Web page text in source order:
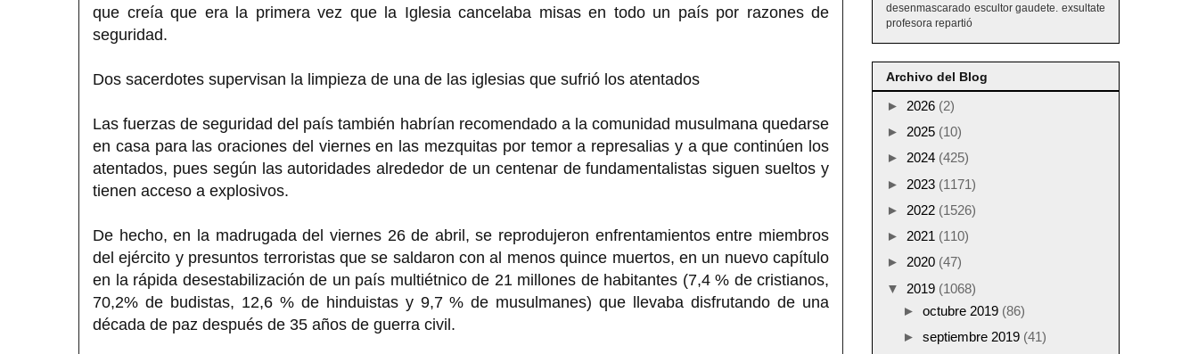
que creía que era la primera vez que la Iglesia cancelaba misas en todo un país por razones de
seguridad.
Dos sacerdotes supervisan la limpieza de una de las iglesias que sufrió los atentados
Las fuerzas de seguridad del país también habrían recomendado a la comunidad musulmana quedarse
en casa para las oraciones del viernes en las mezquitas por temor a represalias y a que continúen los
atentados, pues según las autoridades alrededor de un centenar de fundamentalistas siguen sueltos y
tienen acceso a explosivos.
De hecho, en la madrugada del viernes 26 de abril, se reprodujeron enfrentamientos entre miembros
del ejército y presuntos terroristas que se saldaron con al menos quince muertos, en un nuevo capítulo
en la rápida desestabilización de un país multiétnico de 21 millones de habitantes (7,4 % de cristianos,
70,2% de budistas, 12,6 % de hinduistas y 9,7 % de musulmanes) que llevaba disfrutando de una
década de paz después de 35 años de guerra civil.
desenmascarado escultor gaudete. exsultate
profesora repartió
Archivo del Blog
► 2026 (2)
► 2025 (10)
► 2024 (425)
► 2023 (1171)
► 2022 (1526)
► 2021 (110)
► 2020 (47)
▼ 2019 (1068)
► octubre 2019 (86)
► septiembre 2019 (41)